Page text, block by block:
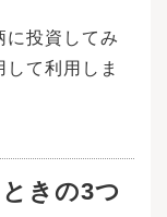
に投資してみ
て利用しま
きの3つ